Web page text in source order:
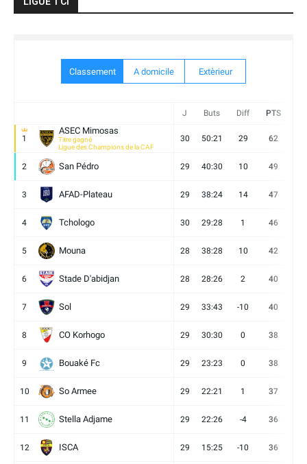
Classement A domicile Extèrieur
J Buts Diff PTS
1
ASEC Mimosas
Titre gagné
Ligue des Champions de la CAF
30 50:21 29 62
2 San Pédro 29 40:30 10 49
3 AFAD-Plateau 29 38:24 14 47
4 Tchologo 30 29:28 1 46
5 Mouna 28 38:28 10 42
6 Stade D'abidjan 28 28:26 2 40
7 Sol 29 33:43 -10 40
8 CO Korhogo 29 30:30 0 38
9 Bouaké Fc 29 23:23 0 38
10 So Armee 29 22:21 1 37
11 Stella Adjame 29 22:26 -4 36
12 ISCA 29 15:25 -10 36